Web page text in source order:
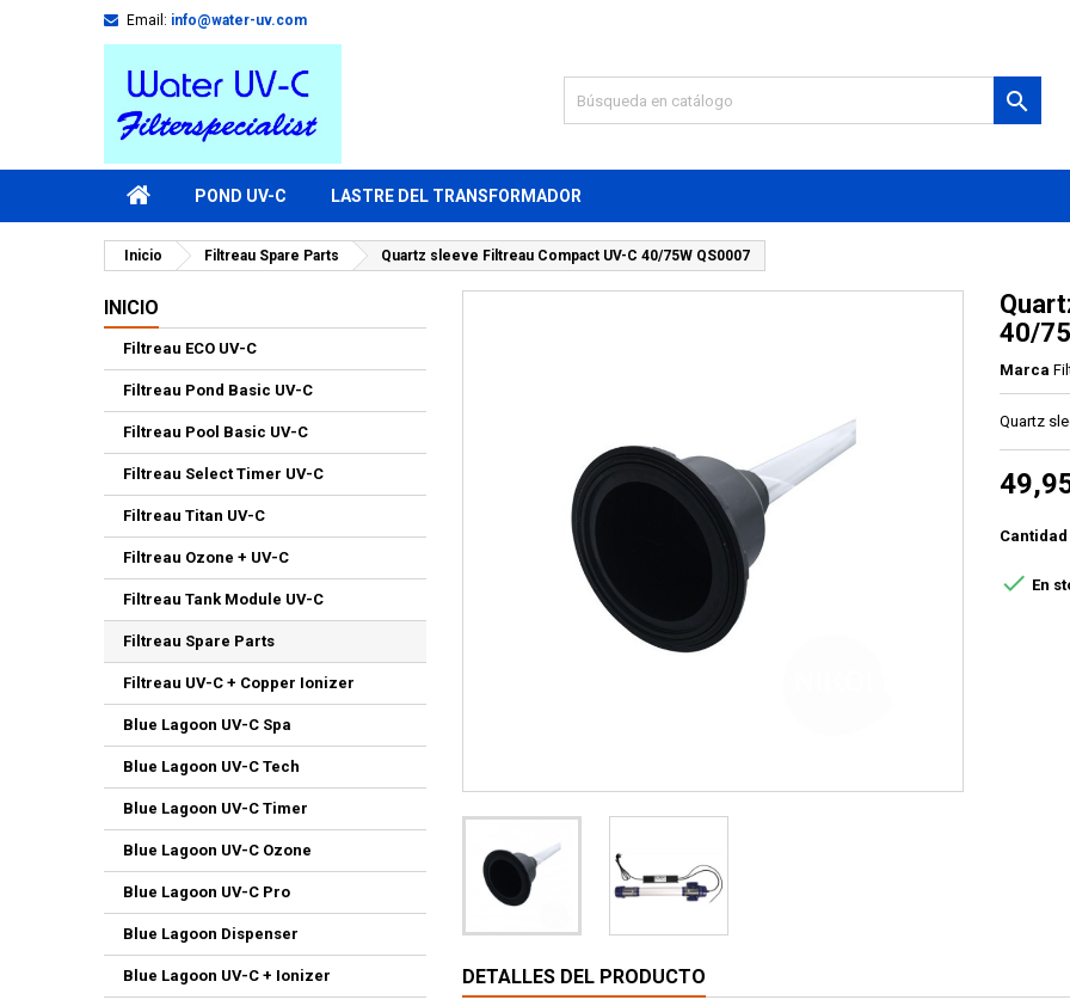
Email: info@water-uv.com

POND UV-C LASTRE DEL TRANSFORMADOR
Inicio Filtreau Spare Parts Quartz sleeve Filtreau Compact UV-C 40/75W QS0007
INICIO
Filtreau ECO UV-C
Filtreau Pond Basic UV-C
Filtreau Pool Basic UV-C
Filtreau Select Timer UV-C
Filtreau Titan UV-C
Filtreau Ozone + UV-C
Filtreau Tank Module UV-C
Filtreau Spare Parts
Filtreau UV-C + Copper Ionizer
Blue Lagoon UV-C Spa
Blue Lagoon UV-C Tech
Blue Lagoon UV-C Timer
Blue Lagoon UV-C Ozone
Blue Lagoon UV-C Pro
Blue Lagoon Dispenser
Blue Lagoon UV-C + Ionizer
40/
Marca
Quartz
Cantidad
 En
DETALLES DEL PRODUCTO